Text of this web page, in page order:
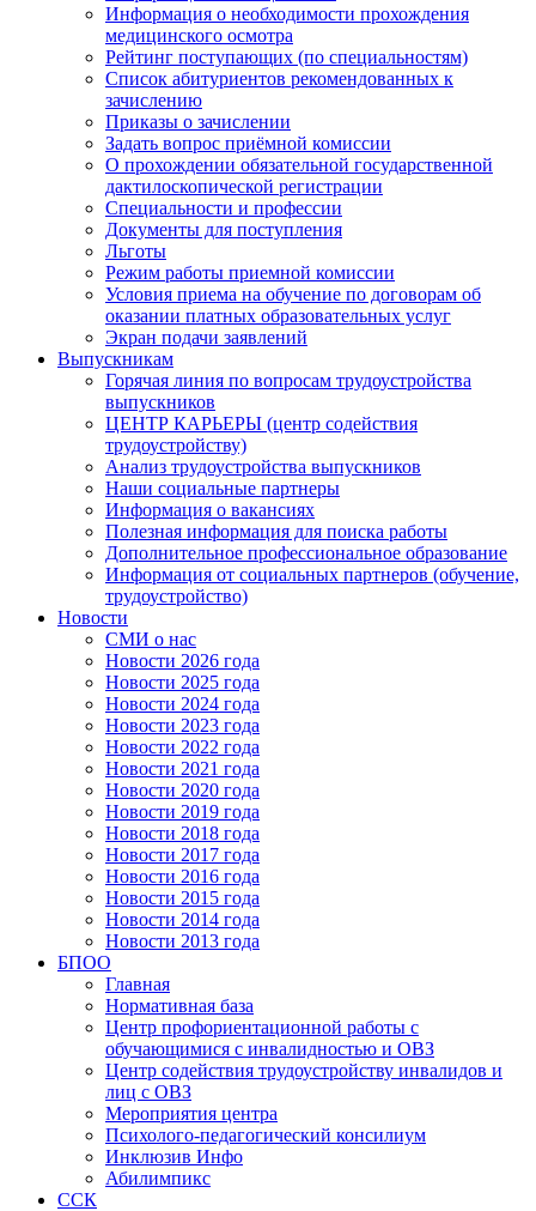
Информация о необходимости прохождения
медицинского осмотра
Рейтинг поступающих (по специальностям)
Список абитуриентов рекомендованных к
зачислению
Приказы о зачислении
Задать вопрос приёмной комиссии
О прохождении обязательной государственной
дактилоскопической регистрации
Специальности и профессии
Документы для поступления
Льготы
Режим работы приемной комиссии
Условия приема на обучение по договорам об
оказании платных образовательных услуг
Экран подачи заявлений
Выпускникам
Горячая линия по вопросам трудоустройства
выпускников
ЦЕНТР КАРЬЕРЫ (центр содействия
трудоустройству)
Анализ трудоустройства выпускников
Наши социальные партнеры
Информация о вакансиях
Полезная информация для поиска работы
Дополнительное профессиональное образование
Информация от социальных партнеров (обучение,
трудоустройство)
Новости
СМИ о нас
Новости 2026 года
Новости 2025 года
Новости 2024 года
Новости 2023 года
Новости 2022 года
Новости 2021 года
Новости 2020 года
Новости 2019 года
Новости 2018 года
Новости 2017 года
Новости 2016 года
Новости 2015 года
Новости 2014 года
Новости 2013 года
БПОО
Главная
Нормативная база
Центр профориентационной работы с
обучающимися с инвалидностью и ОВЗ
Центр содействия трудоустройству инвалидов и
лиц с ОВЗ
Мероприятия центра
Психолого-педагогический консилиум
Инклюзив Инфо
Абилимпикс
ССК